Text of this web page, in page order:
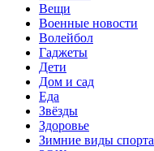
Вещи
Военные новости
Волейбол
Гаджеты
Дети
Дом и сад
Еда
Звёзды
Здоровье
Зимние виды спорта